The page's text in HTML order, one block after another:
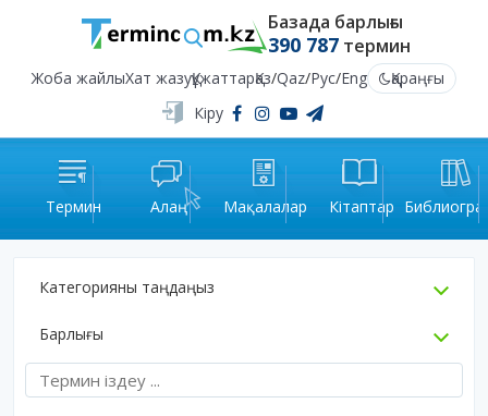
Базада барлығы
390 787термин
Жоба жайлыХат жазуҚұжаттарҚаз/Qaz/Рус/Eng
Қараңғы
Кіру
Термин Алаң Мақалалар Кітаптар
Категорияны таңдаңыз
Барлығы